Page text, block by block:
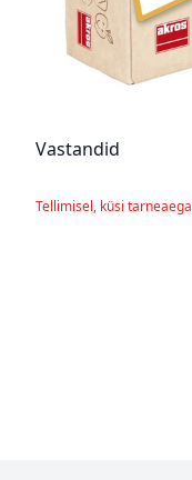
Vastandid
Tellimisel, küsi tarneaega